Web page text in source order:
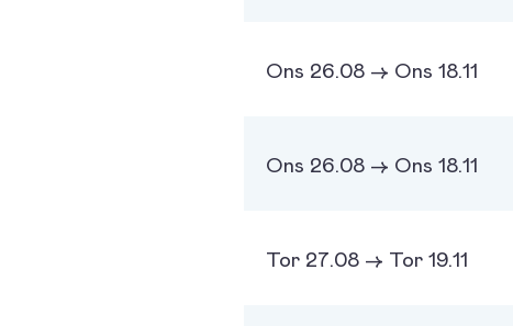
Ons 26.08 -> Ons 18.11
Ons 26.08 -> Ons 18.11
Tor 27.08 -> Tor 19.11